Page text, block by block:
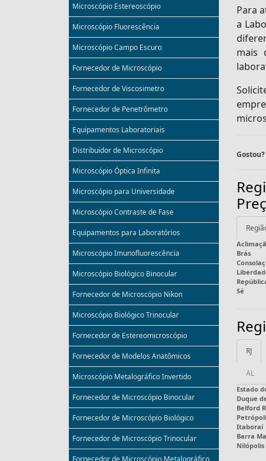
Microscópio Estereoscópio
Microscópio Fluorescência
Microscópio Campo Escuro
Fornecedor de Microscópio
Fornecedor de Viscosimetro
Fornecedor de Penetrômetro
Equipamentos Laboratoriais
Distribuidor de Microscópio
Microscópio Óptica Infinita
Microscópio para Universidade
Microscópio Contraste de Fase
Equipamentos para Laboratórios
Microscópio Imunofluorescência
Microscópio Biológico Binocular
Fornecedor de Microscópio Nikon
Microscópio Biológico Trinocular
Fornecedor de Estereomicroscópio
Fornecedor de Modelos Anatômicos
Microscópio Metalográfico Invertido
Fornecedor de Microscópio Binocular
Fornecedor de Microscópio Biológico
Fornecedor de Microscópio Trinocular
Fornecedor de Microscópio Metalográfico
Para
a
mais
Brás
Sé
RJ
AL
Estado
Duque
Belford
Itaboraí
Barra
Nilópolis